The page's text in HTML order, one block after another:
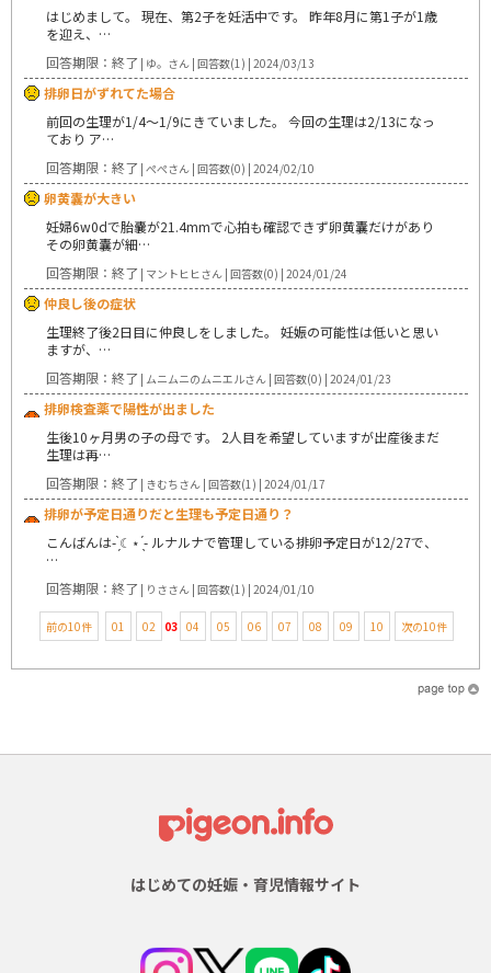
はじめまして。 現在、第2子を妊活中です。 昨年8月に第1子が1歳
を迎え、…
回答期限：終了 | ゆ。さん | 回答数(1) | 2024/03/13
排卵日がずれてた場合
前回の生理が1/4～1/9にきていました。 今回の生理は2/13になっ
ており ア…
回答期限：終了 | ぺぺさん | 回答数(0) | 2024/02/10
卵黄囊が大きい
妊婦6w0dで胎嚢が21.4mmで心拍も確認できず卵黄囊だけがあり
その卵黄囊が細…
回答期限：終了 | マントヒヒさん | 回答数(0) | 2024/01/24
仲良し後の症状
生理終了後2日目に仲良しをしました。 妊娠の可能性は低いと思い
ますが、…
回答期限：終了 | ムニムニのムニエルさん | 回答数(0) | 2024/01/23
排卵検査薬で陽性が出ました
生後10ヶ月男の子の母です。 2人目を希望していますが出産後まだ
生理は再…
回答期限：終了 | きむちさん | 回答数(1) | 2024/01/17
排卵が予定日通りだと生理も予定日通り？
こんばんは- ̗̀☾⋆ ̖́- ルナルナで管理している排卵予定日が12/27で、
…
回答期限：終了 | りささん | 回答数(1) | 2024/01/10
前の10件 01 02 03 04 05 06 07 08 09 10 次の10件
はじめての妊娠・育児情報サイト